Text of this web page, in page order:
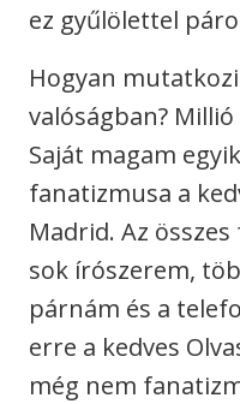
ez gyűlölettel
Hogyan
valóságban?
Saját magam
fanatizmusa a
Madrid. Az
sok írószerem,
párnám és a
erre a kedves
még nem